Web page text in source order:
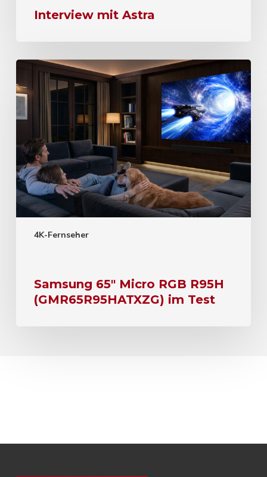
Interview mit Astra
4K-Fernseher
Samsung 65″ Micro RGB R95H
(GMR65R95HATXZG) im Test